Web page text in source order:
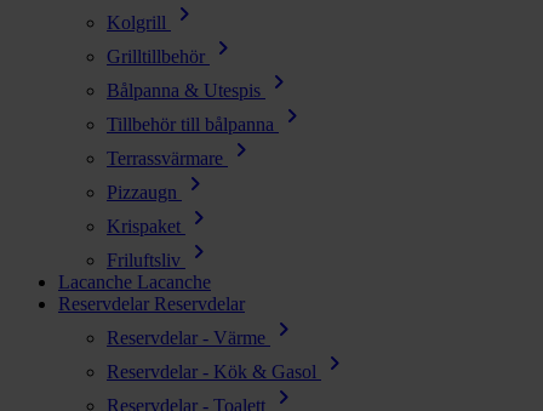
Kolgrill chevron_right
Grilltillbehör chevron_right
Bålpanna & Utespis chevron_right
Tillbehör till bålpanna chevron_right
Terrassvärmare chevron_right
Pizzaugn chevron_right
Krispaket chevron_right
Friluftsliv chevron_right
Lacanche Lacanche
Reservdelar Reservdelar
Reservdelar - Värme
chevron_right
Reservdelar - Kök & Gasol chevron_right
Reservdelar - Toalett chevron_right